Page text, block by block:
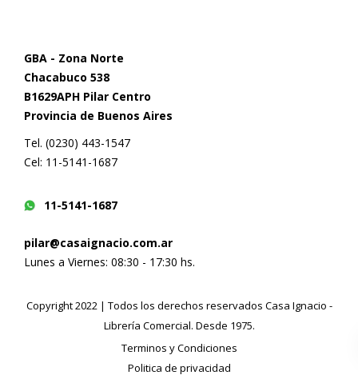
GBA - Zona Norte
Chacabuco 538
B1629APH Pilar Centro
Provincia de Buenos Aires
Tel. (0230) 443-1547
Cel: 11-5141-1687
11-5141-1687
pilar@casaignacio.com.ar
Lunes a Viernes: 08:30 - 17:30 hs.
Copyright 2022 | Todos los derechos reservados Casa Ignacio -
Librería Comercial. Desde 1975.
Terminos y Condiciones
Politica de privacidad